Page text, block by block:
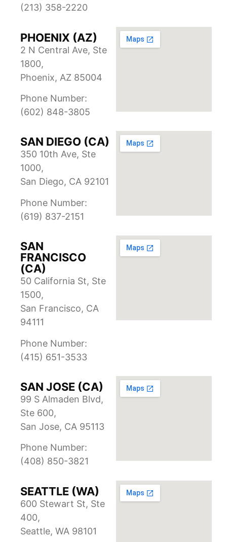
(213) 358-2220
PHOENIX (AZ)
2 N Central Ave, Ste
1800,
Phoenix, AZ 85004
Phone Number:
(602) 848-3805
SAN DIEGO (CA)
350 10th Ave, Ste
1000,
San Diego, CA 92101
Phone Number:
(619) 837-2151
SAN
FRANCISCO
(CA)
50 California St, Ste
1500,
San Francisco, CA
94111
Phone Number:
(415) 651-3533
SAN JOSE (CA)
99 S Almaden Blvd,
Ste 600,
San Jose, CA 95113
Phone Number:
(408) 850-3821
SEATTLE (WA)
600 Stewart St, Ste
400,
Seattle, WA 98101